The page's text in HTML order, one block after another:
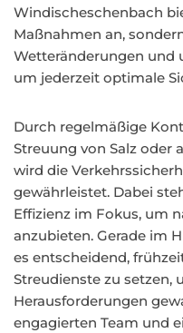
Windischeschenbach
Maßnahmen an,
Wetteränderungen und
um jederzeit optimale
Durch regelmäßige
Streuung von Salz oder
wird die
gewährleistet. Dabei
Effizienz im Fokus, um
anzubieten. Gerade im
es entscheidend,
Streudienste zu setzen,
Herausforderungen
engagierten Team und